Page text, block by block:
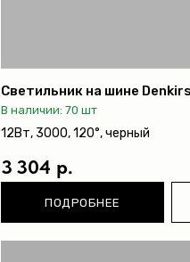
Светильник на шине
В наличии: 70 шт
12Вт, 3000, 120°, черный
3 304 р.
ПОДРОБНЕЕ